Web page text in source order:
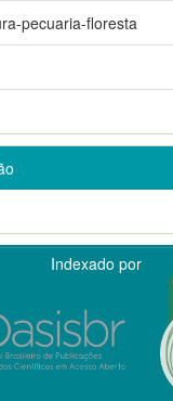
pecuaria-floresta
Indexado por